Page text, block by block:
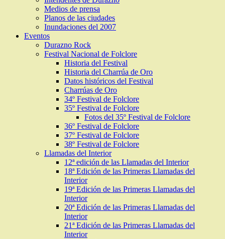
Medios de prensa
Planos de las ciudades
Inundaciones del 2007
Eventos
Durazno Rock
Festival Nacional de Folclore
Historia del Festival
Historia del Charrúa de Oro
Datos históricos del Festival
Charrúas de Oro
34º Festival de Folclore
35º Festival de Folclore
Fotos del 35º Festival de Folclore
36º Festival de Folclore
37º Festival de Folclore
38º Festival de Folclore
Llamadas del Interior
12ª edición de las Llamadas del Interior
18ª Edición de las Primeras Llamadas del
Interior
19ª Edición de las Primeras Llamadas del
Interior
20ª Edición de las Primeras Llamadas del
Interior
21ª Edición de las Primeras Llamadas del
Interior